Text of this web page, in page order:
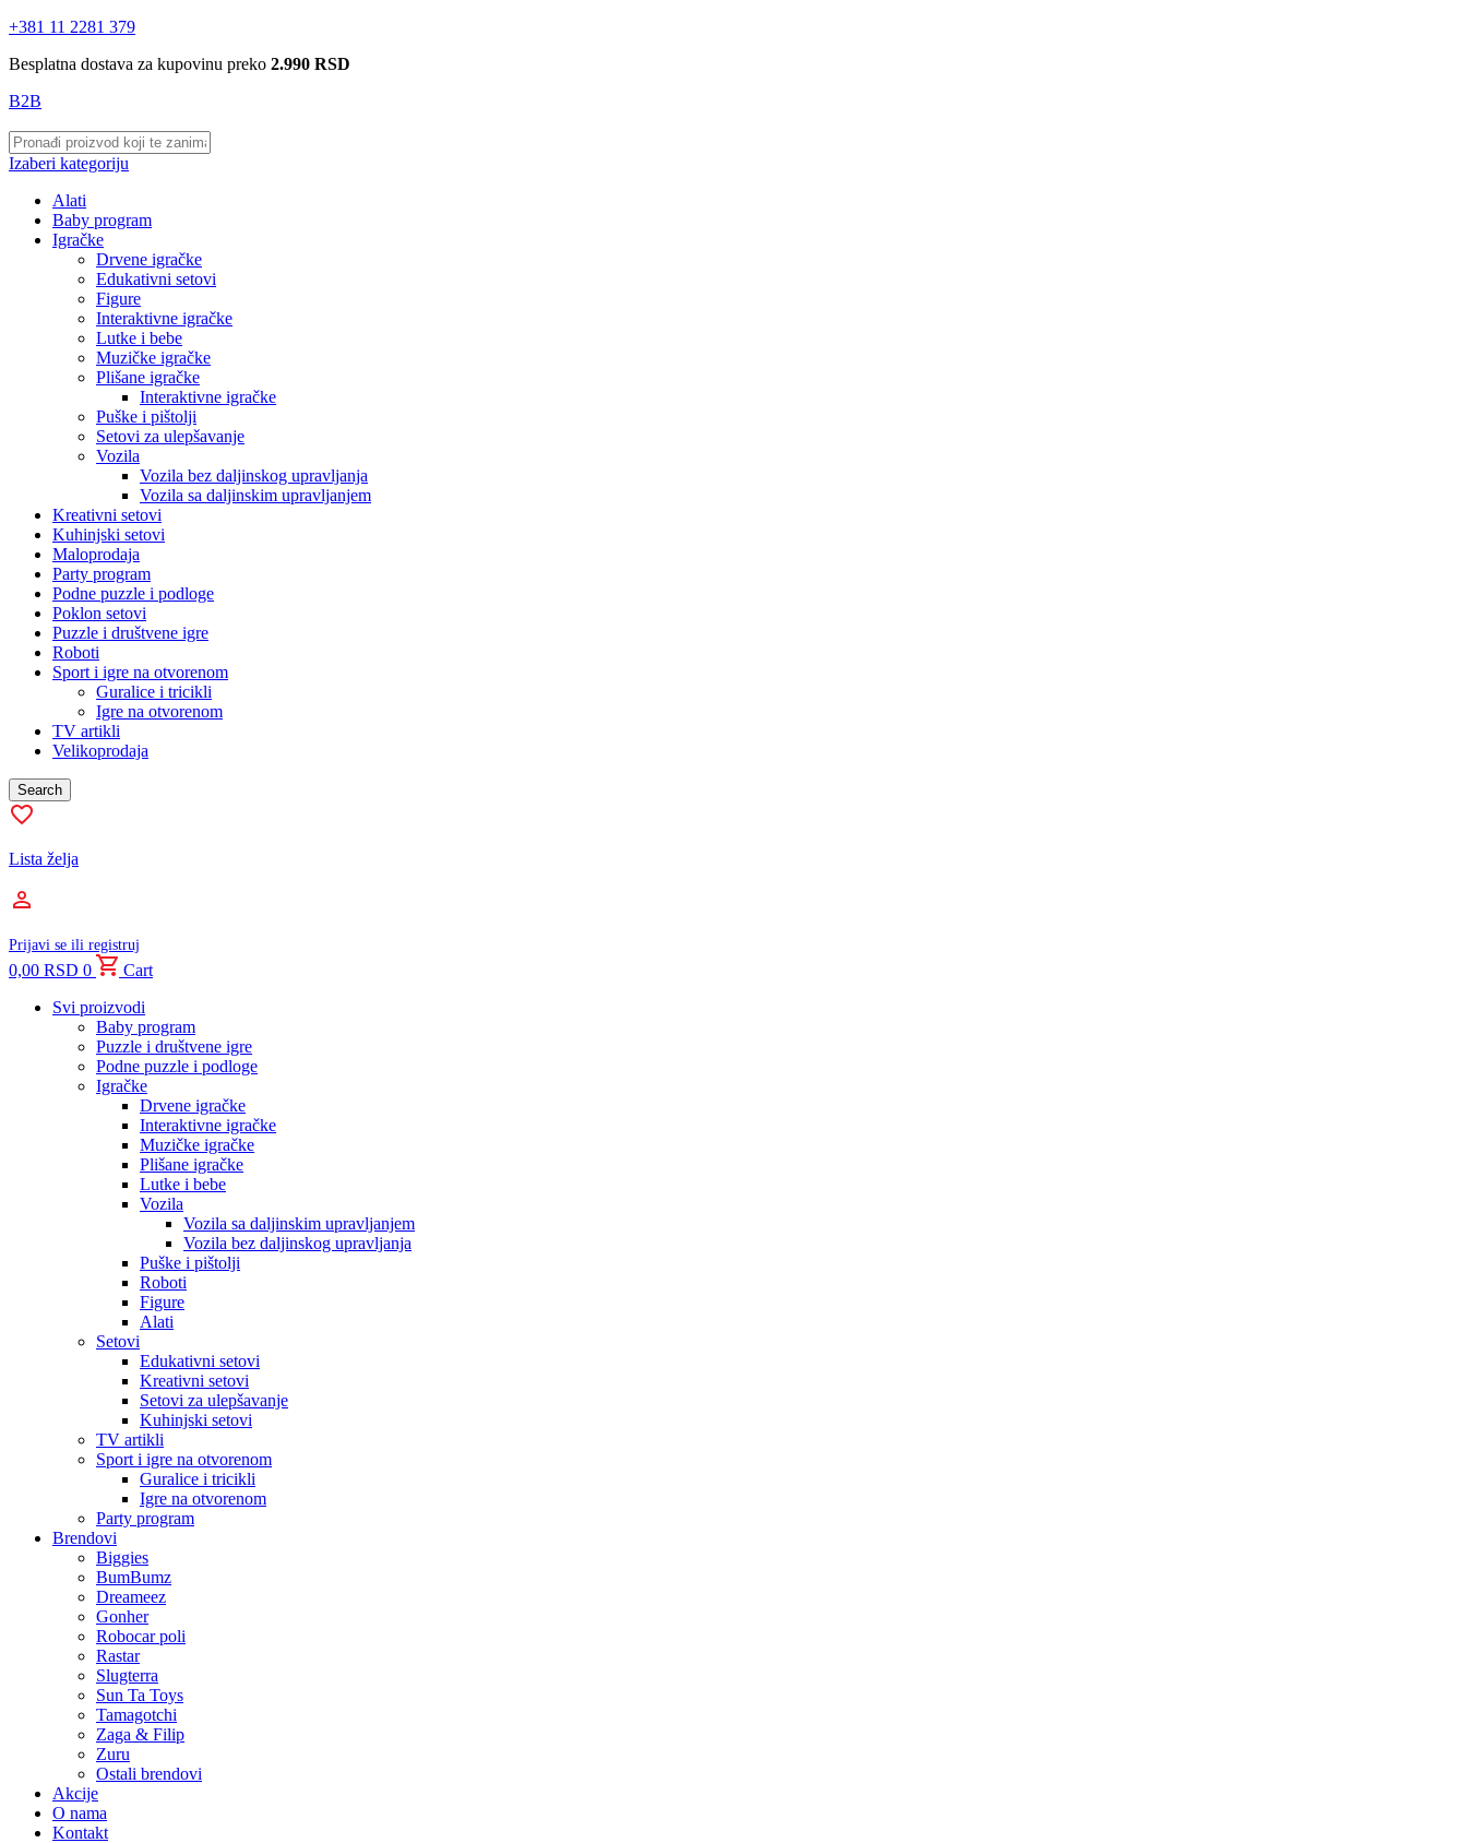
+381 11 2281 379
Besplatna dostava za kupovinu preko 2.990 RSD
B2B
Izaberi kategoriju
Alati
Baby program
Igračke
Drvene igračke
Edukativni setovi
Figure
Interaktivne igračke
Lutke i bebe
Muzičke igračke
Plišane igračke
Interaktivne igračke
Puške i pištolji
Setovi za ulepšavanje
Vozila
Vozila bez daljinskog upravljanja
Vozila sa daljinskim upravljanjem
Kreativni setovi
Kuhinjski setovi
Maloprodaja
Party program
Podne puzzle i podloge
Poklon setovi
Puzzle i društvene igre
Roboti
Sport i igre na otvorenom
Guralice i tricikli
Igre na otvorenom
TV artikli
Velikoprodaja
Search
Lista želja
Prijavi se ili registruj
0,00 RSD 0
Cart
Svi proizvodi
Baby program
Puzzle i društvene igre
Podne puzzle i podloge
Igračke
Drvene igračke
Interaktivne igračke
Muzičke igračke
Plišane igračke
Lutke i bebe
Vozila
Vozila sa daljinskim upravljanjem
Vozila bez daljinskog upravljanja
Puške i pištolji
Roboti
Figure
Alati
Setovi
Edukativni setovi
Kreativni setovi
Setovi za ulepšavanje
Kuhinjski setovi
TV artikli
Sport i igre na otvorenom
Guralice i tricikli
Igre na otvorenom
Party program
Brendovi
Biggies
BumBumz
Dreameez
Gonher
Robocar poli
Rastar
Slugterra
Sun Ta Toys
Tamagotchi
Zaga & Filip
Zuru
Ostali brendovi
Akcije
O nama
Kontakt